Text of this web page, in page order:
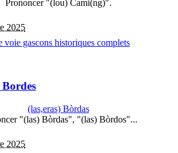
Prononcer "(lou) Cami(ng)".
2025
voie gascons historiques complets
(las,eras) Bòrdas
"(las) Bòrdas", "(las) Bòrdos"...
2025